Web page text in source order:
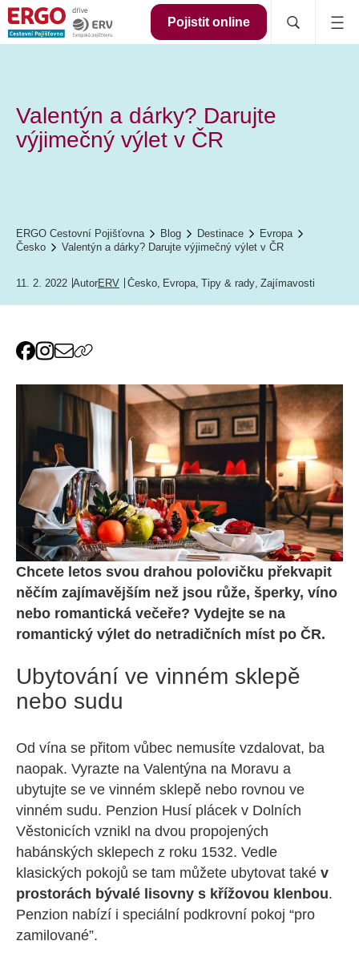
Pojistit online
Valentýn a dárky? Darujte
výjimečný výlet v ČR
ERGO Cestovní Pojišťovna Blog Destinace
Evropa
Česko
Valentýn a dárky? Darujte výjimečný výlet v ČR
11. 2. 2022 AutorERV Česko, Evropa, Tipy & rady, Zajímavosti
Chcete letos svou drahou polovičku překvapit
něčím zajímavějším než jsou růže, šperky, víno
nebo romantická večeře? Vydejte se na
romantický výlet do netradičních míst po ČR.
Ubytování ve vinném sklepě
nebo sudu
Od vína se přitom vůbec nemusíte vzdalovat, ba
naopak. Vyrazte na Valentýna na Moravu a
ubytujte se ve vinném sklepě nebo rovnou ve
vinném sudu. Penzion Husí plácek v Dolních
Věstonicích vznikl na dvou propojených
habánských sklepech z roku 1532. Vedle
klasických pokojů se tam můžete ubytovat také v
prostorách bývalé lisovny s křížovou klenbou.
Penzion nabízí i speciální podkrovní pokoj “pro
zamilované”.